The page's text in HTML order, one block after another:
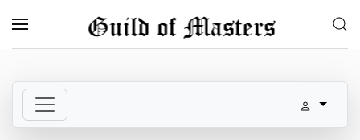
メインコンテンツへスキップ